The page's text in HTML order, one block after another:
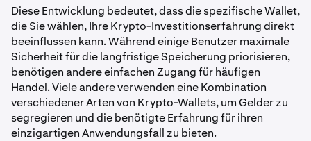
Diese Entwicklung bedeutet, dass die spezifische Wallet,
die Sie wählen, Ihre Krypto-Investitionserfahrung direkt
beeinflussen kann. Während einige Benutzer maximale
Sicherheit für die langfristige Speicherung priorisieren,
benötigen andere einfachen Zugang für häufigen
Handel. Viele andere verwenden eine Kombination
verschiedener Arten von Krypto-Wallets, um Gelder zu
segregieren und die benötigte Erfahrung für ihren
einzigartigen Anwendungsfall zu bieten.